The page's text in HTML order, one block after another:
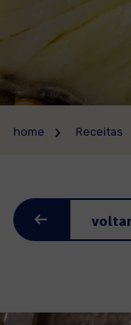
home Receitas